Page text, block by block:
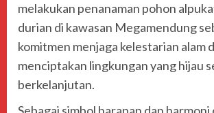
melakukan penanaman pohon
durian di kawasan Megamendung
komitmen menjaga kelestarian alam
menciptakan lingkungan yang hijau
berkelanjutan.